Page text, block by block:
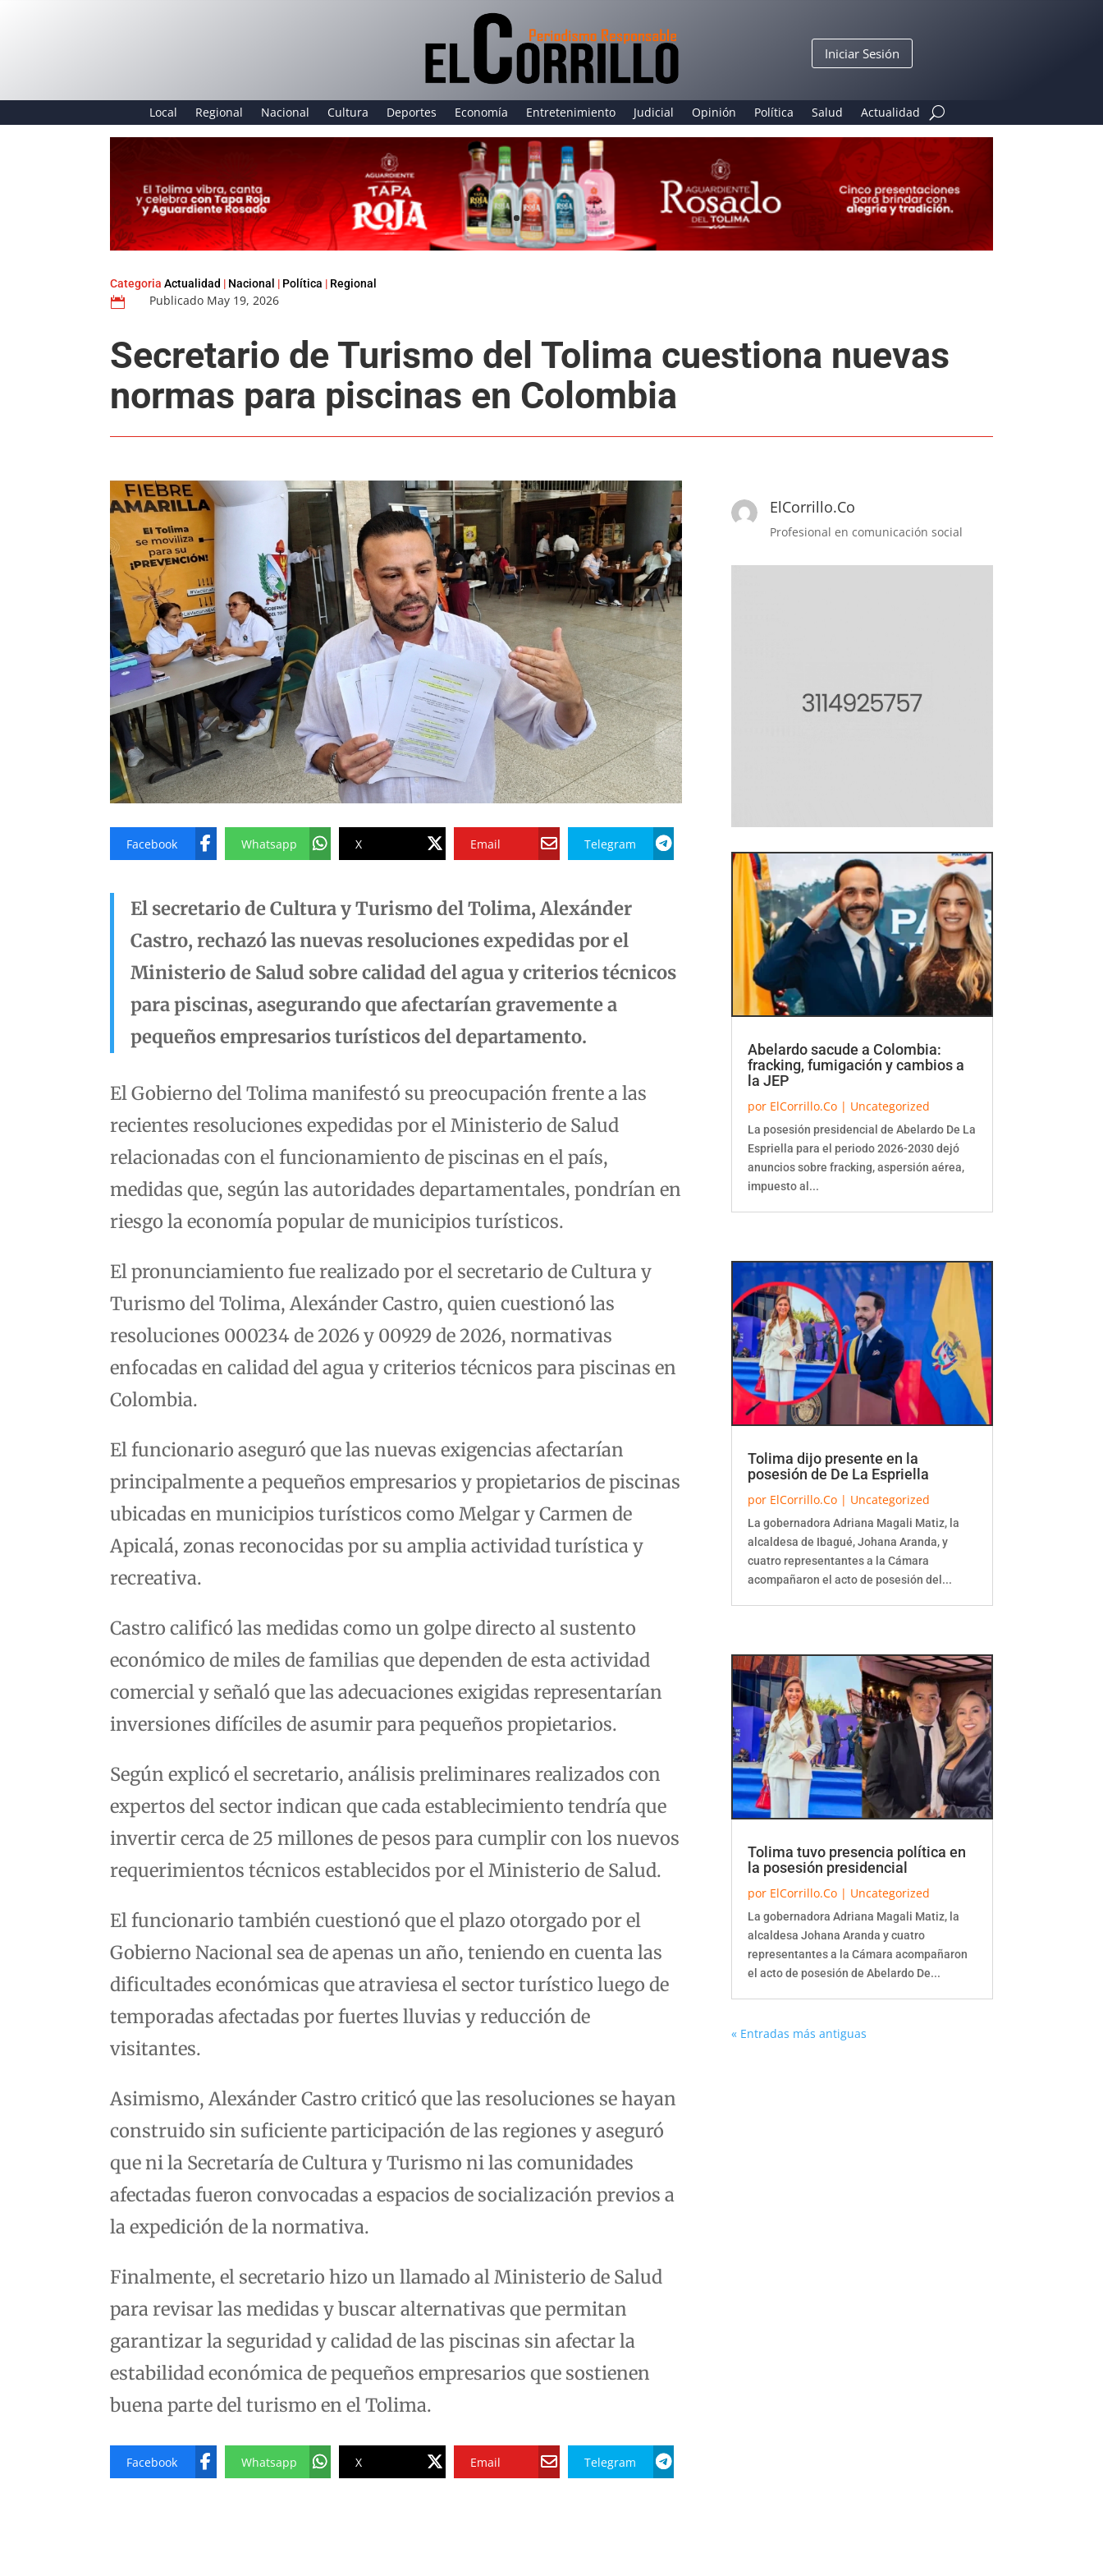
Iniciar Sesión
Local Regional Nacional Cultura Deportes Economía Entretenimiento Judicial Opinión Política Salud Actualidad
CategoriaActualidad | Nacional | Política | Regional
 Publicado May 19, 2026
Secretario de Turismo del Tolima cuestiona nuevas
normas para piscinas en Colombia
Facebook Whatsapp X Email Telegram
El secretario de Cultura y Turismo del Tolima, Alexánder
Castro, rechazó las nuevas resoluciones expedidas por el
Ministerio de Salud sobre calidad del agua y criterios técnicos
para piscinas, asegurando que afectarían gravemente a
pequeños empresarios turísticos del departamento.
El Gobierno del Tolima manifestó su preocupación frente a las
recientes resoluciones expedidas por el Ministerio de Salud
relacionadas con el funcionamiento de piscinas en el país,
medidas que, según las autoridades departamentales, pondrían en
riesgo la economía popular de municipios turísticos.
El pronunciamiento fue realizado por el secretario de Cultura y
Turismo del Tolima, Alexánder Castro, quien cuestionó las
resoluciones 000234 de 2026 y 00929 de 2026, normativas
enfocadas en calidad del agua y criterios técnicos para piscinas en
Colombia.
El funcionario aseguró que las nuevas exigencias afectarían
principalmente a pequeños empresarios y propietarios de piscinas
ubicadas en municipios turísticos como Melgar y Carmen de
Apicalá, zonas reconocidas por su amplia actividad turística y
recreativa.
Castro calificó las medidas como un golpe directo al sustento
económico de miles de familias que dependen de esta actividad
comercial y señaló que las adecuaciones exigidas representarían
inversiones difíciles de asumir para pequeños propietarios.
Según explicó el secretario, análisis preliminares realizados con
expertos del sector indican que cada establecimiento tendría que
invertir cerca de 25 millones de pesos para cumplir con los nuevos
requerimientos técnicos establecidos por el Ministerio de Salud.
El funcionario también cuestionó que el plazo otorgado por el
Gobierno Nacional sea de apenas un año, teniendo en cuenta las
dificultades económicas que atraviesa el sector turístico luego de
temporadas afectadas por fuertes lluvias y reducción de
visitantes.
Asimismo, Alexánder Castro criticó que las resoluciones se hayan
construido sin suficiente participación de las regiones y aseguró
que ni la Secretaría de Cultura y Turismo ni las comunidades
afectadas fueron convocadas a espacios de socialización previos a
la expedición de la normativa.
Finalmente, el secretario hizo un llamado al Ministerio de Salud
para revisar las medidas y buscar alternativas que permitan
garantizar la seguridad y calidad de las piscinas sin afectar la
estabilidad económica de pequeños empresarios que sostienen
buena parte del turismo en el Tolima.
Facebook Whatsapp X Email Telegram
ElCorrillo.Co
Profesional en comunicación social
Abelardo sacude a Colombia:
fracking, fumigación y cambios a
la JEP
por ElCorrillo.Co| Uncategorized
La posesión presidencial de Abelardo De La
Espriella para el periodo 2026-2030 dejó
anuncios sobre fracking, aspersión aérea,
impuesto al...
Tolima dijo presente en la
posesión de De La Espriella
por ElCorrillo.Co| Uncategorized
La gobernadora Adriana Magali Matiz, la
alcaldesa de Ibagué, Johana Aranda, y
cuatro representantes a la Cámara
acompañaron el acto de posesión del...
Tolima tuvo presencia política en
la posesión presidencial
por ElCorrillo.Co| Uncategorized
La gobernadora Adriana Magali Matiz, la
alcaldesa Johana Aranda y cuatro
representantes a la Cámara acompañaron
el acto de posesión de Abelardo De...
« Entradas más antiguas